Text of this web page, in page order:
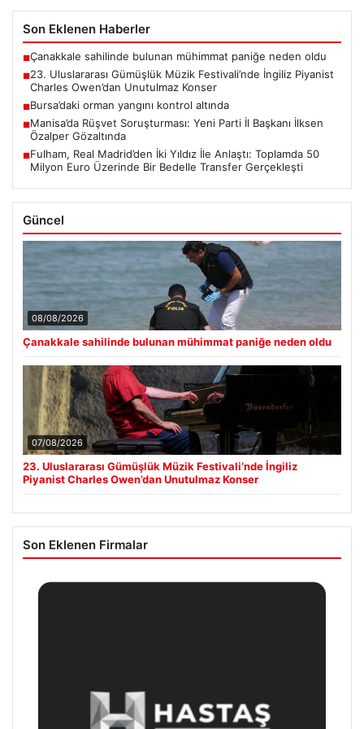
Son Eklenen Haberler
■Çanakkale sahilinde bulunan mühimmat paniğe neden oldu
■23. Uluslararası Gümüşlük Müzik Festivali’nde İngiliz Piyanist
Charles Owen’dan Unutulmaz Konser
■Bursa’daki orman yangını kontrol altında
■Manisa’da Rüşvet Soruşturması: Yeni Parti İl Başkanı İlksen
Özalper Gözaltında
■Fulham, Real Madrid’den İki Yıldız İle Anlaştı: Toplamda 50
Milyon Euro Üzerinde Bir Bedelle Transfer Gerçekleşti
Güncel
08/08/2026
Çanakkale sahilinde bulunan mühimmat paniğe neden oldu
07/08/2026
23. Uluslararası Gümüşlük Müzik Festivali’nde İngiliz
Piyanist Charles Owen’dan Unutulmaz Konser
Son Eklenen Firmalar